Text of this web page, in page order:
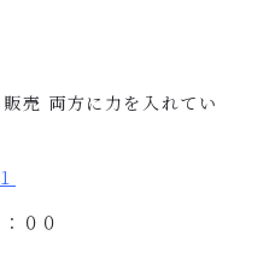
売 両方に力を入れてい
１
００